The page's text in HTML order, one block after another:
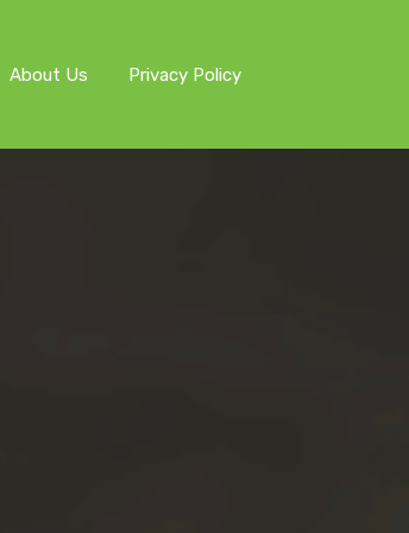
About Us Privacy Policy